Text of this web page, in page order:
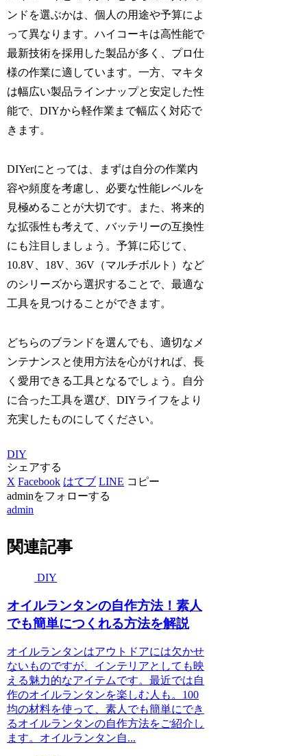
ンドを選ぶかは、個人の用途や予算によ
って異なります。ハイコーキは高性能で
最新技術を採用した製品が多く、プロ仕
様の作業に適しています。一方、マキタ
は幅広い製品ラインナップと安定した性
能で、DIYから軽作業まで幅広く対応で
きます。
DIYerにとっては、まずは自分の作業内
容や頻度を考慮し、必要な性能レベルを
見極めることが大切です。また、将来的
な拡張性も考えて、バッテリーの互換性
にも注目しましょう。予算に応じて、
10.8V、18V、36V（マルチボルト）など
のシリーズから選択することで、最適な
工具を見つけることができます。
どちらのブランドを選んでも、適切なメ
ンテナンスと使用方法を心がければ、長
く愛用できる工具となるでしょう。自分
に合った工具を選び、DIYライフをより
充実したものにしてください。
DIY
シェアする
X Facebook はてブ LINE コピー
adminをフォローする
admin
関連記事
DIY
オイルランタンの自作方法！素人
でも簡単につくれる方法を解説
オイルランタンはアウトドアには欠かせ
ないものですが、インテリアとしても映
える魅力的なアイテムです。最近では自
作のオイルランタンを楽しむ人も。100
均の材料を使って、素人でも簡単にでき
るオイルランタンの自作方法をご紹介し
ます。オイルランタン自...